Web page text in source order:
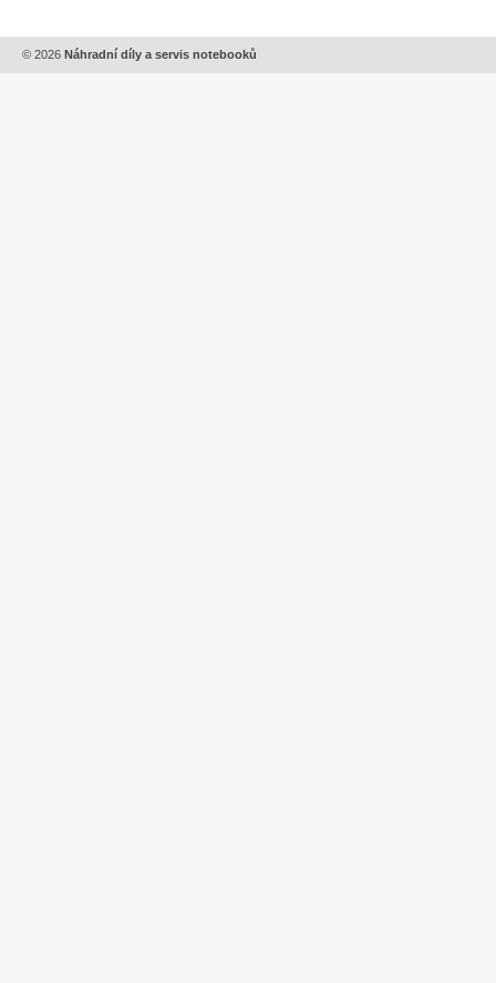
© 2026 Náhradní díly a servis notebooků